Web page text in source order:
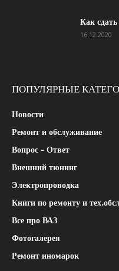
Как
16.12.2020
ПОПУЛЯРНЫЕ
Новости
Ремонт и обслуживание
Вопрос - Ответ
Внешний тюнинг
Электропроводка
Книги по ремонту и
Все про ВАЗ
Фотогалерея
Ремонт иномарок